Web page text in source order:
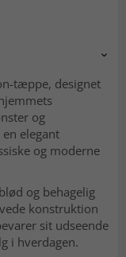
tæppe, designet
og
elegant
og moderne
og behagelig
konstruktion
sit udseende
i hverdagen.